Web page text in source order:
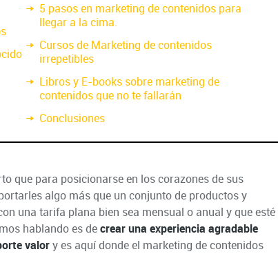
5 pasos en marketing de contenidos para
llegar a la cima.
Cursos de Marketing de contenidos
irrepetibles
Libros y E-books sobre marketing de
contenidos que no te fallarán
Conclusiones
que para posicionarse en los corazones de sus
algo más que un conjunto de productos y
una tarifa plana bien sea mensual o anual y que esté
hablando es decrear una experiencia agradable
valory es aquí donde el marketing de contenidos